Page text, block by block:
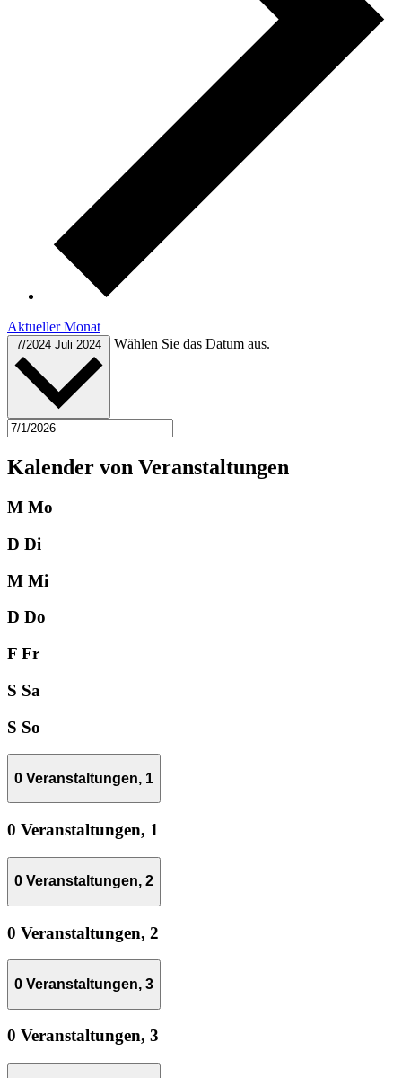
Aktueller Monat
7/2024 Juli 2024 Wählen Sie das Datum aus.
Kalender von Veranstaltungen
M Mo
D Di
M Mi
D Do
F Fr
S Sa
S So
0 Veranstaltungen, 1
0 Veranstaltungen, 1
0 Veranstaltungen, 2
0 Veranstaltungen, 2
0 Veranstaltungen, 3
0 Veranstaltungen, 3